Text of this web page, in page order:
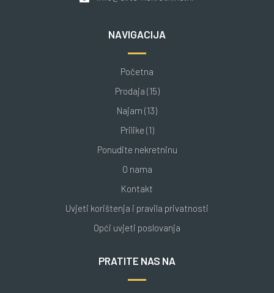
NAVIGACIJA
Početna
Prodaja (15)
Najam (13)
Prilike (1)
Ponudite nekretninu
O nama
Kontakt
Uvjeti korištenja i pravila privatnosti
Opći uvjeti poslovanja
PRATITE NAS NA